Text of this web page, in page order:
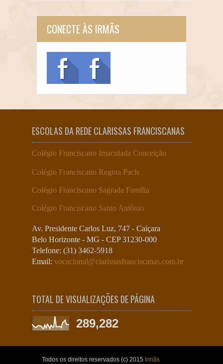
CONECTE ÀS IRMÃS
ESCOLAS DA REDE CLARISSAS FRANCISCANAS
Colégio Franciscano Imaculada Conceição
Colégio Franciscano Regina Pacis
Colégio Franciscano Sagrada Família
Colégio Franciscano Santo Antônio
Av. Presidente Carlos Luz, 747 - Caiçara
Belo Horizonte - MG - CEP 31230-000
Telefone: (31) 3462-5918
Email: vocacional@clarissasfranciscanas.com.br
TOTAL DE VISUALIZAÇÕES DE PÁGINA
289,282
Todos os direitos reservados (c) 2015 Irmãs